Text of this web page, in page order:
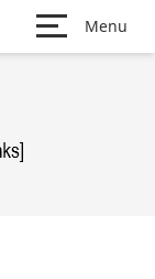
Menu